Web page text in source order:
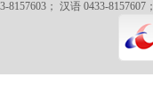
8157603； 汉语 0433-